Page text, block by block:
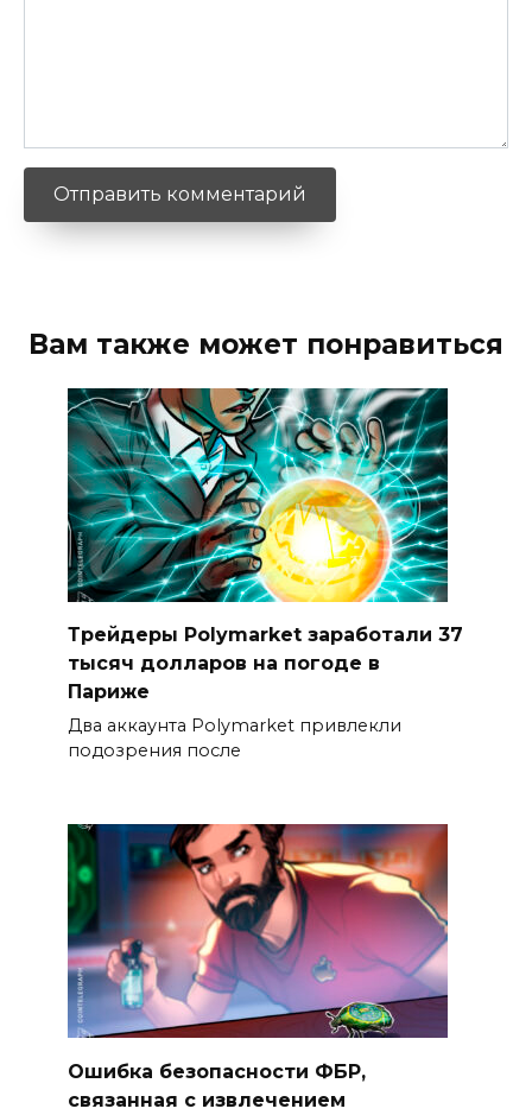
Вам также может понравиться
Трейдеры Polymarket заработали 37
тысяч долларов на погоде в
Париже
Два аккаунта Polymarket привлекли
подозрения после
Ошибка безопасности ФБР,
связанная с извлечением